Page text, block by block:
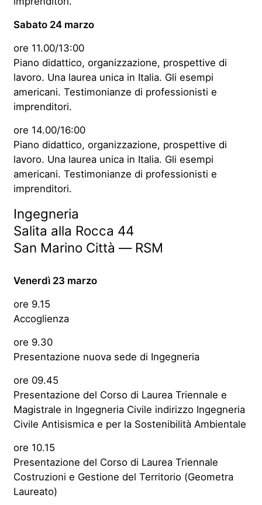
Sabato 24 marzo
ore 11.00/13:00
Piano didattico, organizzazione, prospettive di
lavoro. Una laurea unica in Italia. Gli esempi
americani. Testimonianze di professionisti e
imprenditori.
ore 14.00/16:00
Piano didattico, organizzazione, prospettive di
lavoro. Una laurea unica in Italia. Gli esempi
americani. Testimonianze di professionisti e
imprenditori.
Ingegneria
Salita alla Rocca 44
San Marino Città — RSM
Venerdì 23 marzo
ore 9.15
Accoglienza
ore 9.30
Presentazione nuova sede di Ingegneria
ore 09.45
Presentazione del Corso di Laurea Triennale e
Magistrale in Ingegneria Civile indirizzo Ingegneria
Civile Antisismica e per la Sostenibilità Ambientale
ore 10.15
Presentazione del Corso di Laurea Triennale
Costruzioni e Gestione del Territorio (Geometra
Laureato)